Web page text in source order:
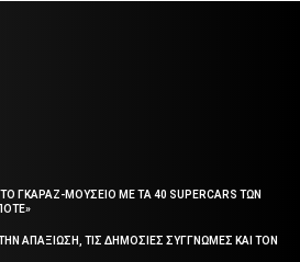
ΓΚΑΡΑΖ-ΜΟΥΣΕΙΟ ΜΕ ΤΑ 40 SUPERCARS ΤΩΝ
ΑΠΑΞΙΩΣΗ, ΤΙΣ ΔΗΜΟΣΙΕΣ ΣΥΓΓΝΩΜΕΣ ΚΑΙ ΤΟΝ